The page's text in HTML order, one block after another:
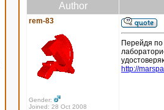
Author
rem-83
Gender:
Joined: 28 Oct 2008
Перейдя по
http://